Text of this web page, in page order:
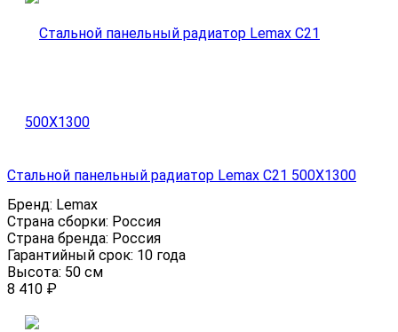
Стальной панельный радиатор Lemax C21 500Х1300
Бренд: Lemax
Страна сборки: Россия
Страна бренда: Россия
Гарантийный срок: 10 года
Высота: 50 см
8 410 ₽